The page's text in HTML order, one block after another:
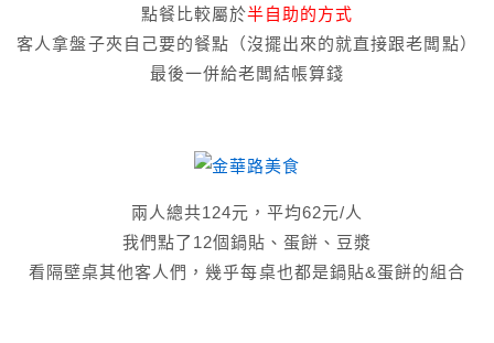
點餐比較屬於半自助的方式
客人拿盤子夾自己要的餐點（沒擺出來的就直接跟老闆點）
最後一併給老闆結帳算錢
兩人總共124元，平均62元/人
我們點了12個鍋貼、蛋餅、豆漿
看隔壁桌其他客人們，幾乎每桌也都是鍋貼&蛋餅的組合